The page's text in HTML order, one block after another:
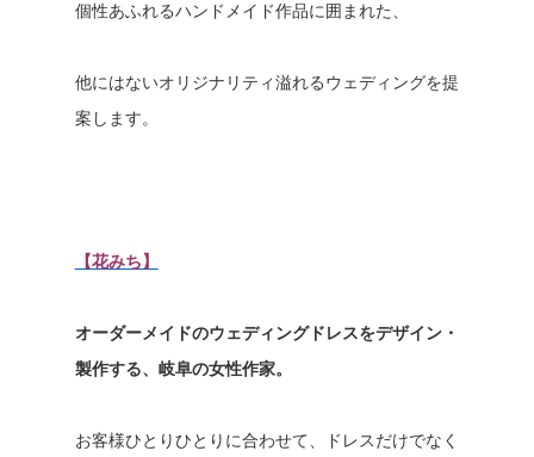
個性あふれるハンドメイド作品に囲まれた、
他にはないオリジナリティ溢れるウェディングを提
案します。
【花みち】
オーダーメイドのウェディングドレスをデザイン・
製作する、岐阜の女性作家。
お客様ひとりひとりに合わせて、ドレスだけでなく